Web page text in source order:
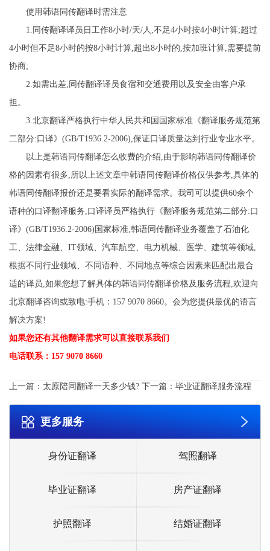
使用韩语同传翻译时需注意
1.同传翻译译员日工作8小时/天/人,不足4小时按4小时计算;超过
4小时但不足8小时的按8小时计算,超出8小时的,按加班计算,需要提前
协商;
2.如需出差,同传翻译译员食宿和交通费用以及安全由客户承
担。
3.北京翻译严格执行中华人民共和国国家标准《翻译服务规范第
二部分:口译》(GB/T1936.2-2006),保证口译质量达到行业专业水平。
以上是韩语同传翻译怎么收费的介绍,由于影响韩语同传翻译价
格的因素有很多,所以上述文章中韩语同传翻译价格仅供参考,具体的
韩语同传翻译报价还是要看实际的翻译需求。我司可以提供60余个
语种的口译翻译服务,口译译员严格执行《翻译服务规范第二部分:口
译》(GB/T1936.2-2006)国家标准,韩语同传翻译业务覆盖了石油化
工、法律金融、IT领域、汽车航空、电力机械、医学、建筑等领域,
根据不同行业领域、不同语种、不同地点等综合因素来匹配出最合
适的译员,如果您想了解具体的韩语同传翻译价格及服务流程,欢迎向
北京翻译咨询或致电:手机：157 9070 8660。会为您提供最优的语言
解决方案!
如果您还有其他翻译需求可以直接联系我们
电话联系：157 9070 8660
上一篇： 太原陪同翻译一天多少钱? 下一篇： 毕业证翻译服务流程
更多服务
身份证翻译 驾照翻译
毕业证翻译 房产证翻译
护照翻译 结婚证翻译